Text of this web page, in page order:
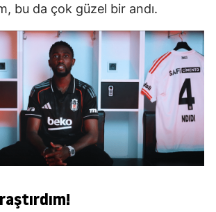
bu da çok güzel bir andı.